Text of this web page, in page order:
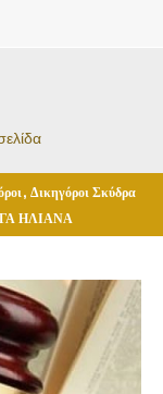
, Δικηγόροι Σκύδρα
ΗΛΙΑΝΑ